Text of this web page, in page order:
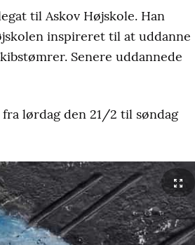
til Askov Højskole. Han
inspireret til at uddanne
Senere uddannede
lørdag den 21/2 til søndag